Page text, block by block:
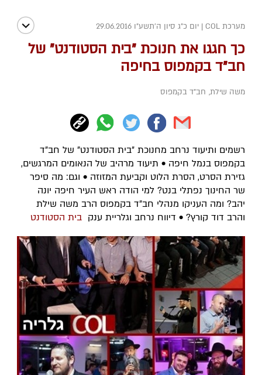
מערכת COL | יום כ"ג סיון ה׳תשע״ו 29.06.2016
כך חגגו את חנוכת "בית הסטודנט" של
חב"ד בקמפוס בחיפה
משה שילת, חב"ד בקמפוס
רשמים ותיעוד נרחב מחנוכת "בית הסטודנט" של חב"ד
בקמפוס בנמל חיפה • תיעוד מרהיב של הנאומים המרגשים,
גזירת הסרט, הסרת הלוט וקביעת המזוזה • וגם: מה סיפר
שר החינוך נפתלי בנט? למי הודה ראש העיר חיפה יונה
יהב? ומה העניקו מנהלי חב"ד בקמפוס הרב משה שילת
והרב דוד קורץ? • דיווח נרחב וגלריית ענק בית הסטודנט